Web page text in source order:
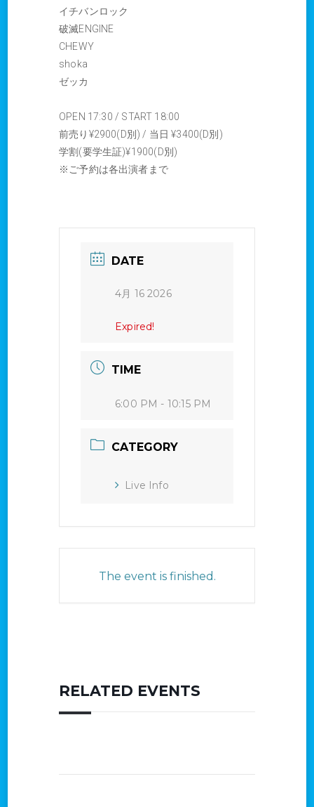
イチバンロック
破滅ENGINE
CHEWY
shoka
ゼッカ
OPEN 17:30 / START 18:00
前売り¥2900(D別) / 当日 ¥3400(D別)
学割(要学生証)¥1900(D別)
※ご予約は各出演者まで
DATE
4月 16 2026
Expired!
TIME
6:00 PM - 10:15 PM
CATEGORY
Live Info
The event is finished.
RELATED EVENTS